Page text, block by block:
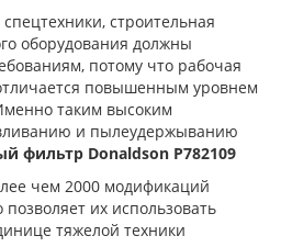
строительная
оборудования должны
потому что рабочая
повышенным уровнем
таким высоким
и пылеудержыванию
фильтр Donaldson P782109
чем 2000 модификаций
их использовать
тяжелой техники